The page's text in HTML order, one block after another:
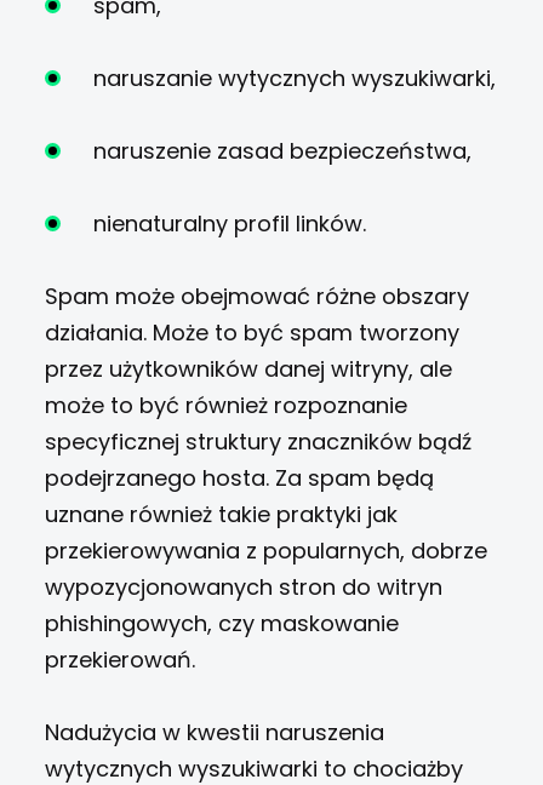
naruszanie wytycznych wyszukiwarki,
naruszenie zasad bezpieczeństwa,
nienaturalny profil linków.
Spam może obejmować różne obszary
działania. Może to być spam tworzony
przez użytkowników danej witryny, ale
może to być również rozpoznanie
specyficznej struktury znaczników bądź
podejrzanego hosta. Za spam będą
uznane również takie praktyki jak
przekierowywania z popularnych, dobrze
wypozycjonowanych stron do witryn
phishingowych, czy maskowanie
przekierowań.
Nadużycia w kwestii naruszenia
wytycznych wyszukiwarki to chociażby